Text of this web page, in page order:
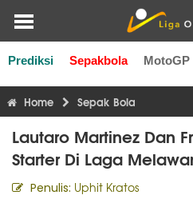
Prediksi Sepakbola MotoGP
Liga Inggris Liga Italia Liga
Home Sepak Bola
Lautaro Martinez Dan
Starter Di Laga
Penulis: Uphit Kratos